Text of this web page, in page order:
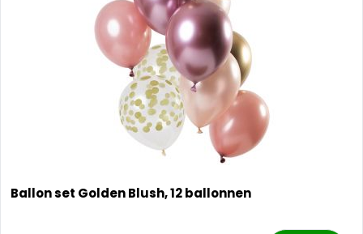
Ballon set Golden Blush, 12 ballonnen